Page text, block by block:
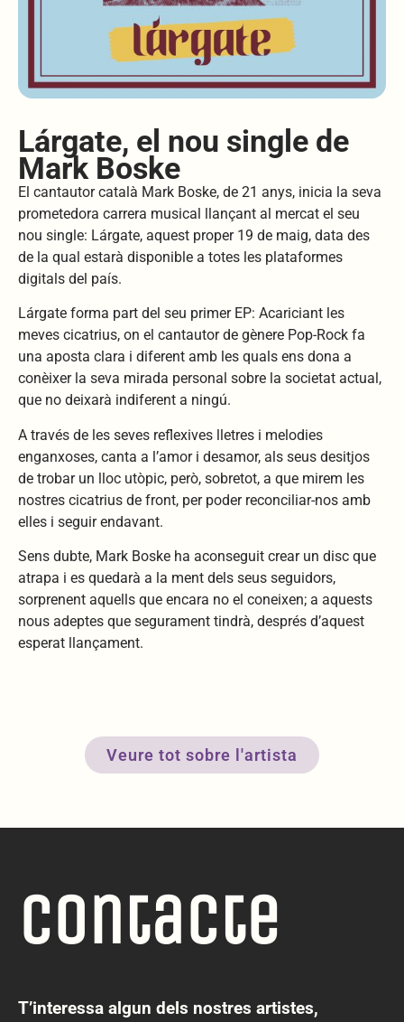
Lárgate, el nou single de
Mark Boske
El cantautor català Mark Boske, de 21 anys, inicia la seva
prometedora carrera musical llançant al mercat el seu
nou single: Lárgate, aquest proper 19 de maig, data des
de la qual estarà disponible a totes les plataformes
digitals del país.
Lárgate forma part del seu primer EP: Acariciant les
meves cicatrius, on el cantautor de gènere Pop-Rock fa
una aposta clara i diferent amb les quals ens dona a
conèixer la seva mirada personal sobre la societat actual,
que no deixarà indiferent a ningú.
A través de les seves reflexives lletres i melodies
enganxoses, canta a l’amor i desamor, als seus desitjos
de trobar un lloc utòpic, però, sobretot, a que mirem les
nostres cicatrius de front, per poder reconciliar-nos amb
elles i seguir endavant.
Sens dubte, Mark Boske ha aconseguit crear un disc que
atrapa i es quedarà a la ment dels seus seguidors,
sorprenent aquells que encara no el coneixen; a aquests
nous adeptes que segurament tindrà, després d’aquest
esperat llançament.
Veure tot sobre l'artista
Contacte
T’interessa algun dels nostres artistes,